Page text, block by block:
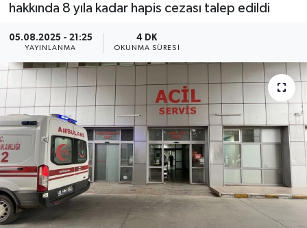
hakkında 8 yıla kadar hapis cezası talep edildi
05.08.2025 - 21:25
YAYINLANMA
4 DK
OKUNMA SÜRESI
SAĞLIK
DÜNYA
EĞİTİM
TURİZM
RÖPORTAJ